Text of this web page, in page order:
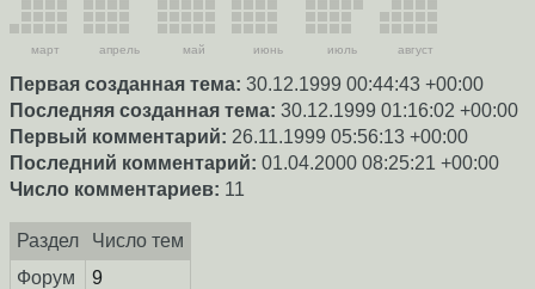
март апрель май июнь июль август
Первая созданная тема: 30.12.1999 00:44:43 +00:00
Последняя созданная тема: 30.12.1999 01:16:02 +00:00
Первый комментарий: 26.11.1999 05:56:13 +00:00
Последний комментарий: 01.04.2000 08:25:21 +00:00
Число комментариев: 11
Раздел
Число тем
Форум
9